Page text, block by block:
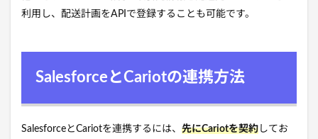
利用し、配送計画をAPIで登録することも可能です。
SalesforceとCariotの連携方法
SalesforceとCariotを連携するには、 先にCariotを契約 してお